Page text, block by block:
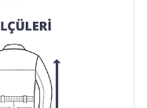
baskısı ve nakış
hale
Toplu siparişlerde